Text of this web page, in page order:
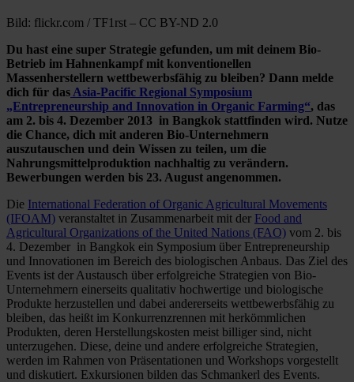
Bild: flickr.com / TF1rst – CC BY-ND 2.0
Du hast eine super Strategie gefunden, um mit deinem Bio-
Betrieb im Hahnenkampf mit konventionellen
Massenherstellern wettbewerbsfähig zu bleiben? Dann melde
dich für das Asia-Pacific Regional Symposium
„Entrepreneurship and Innovation in Organic Farming“, das
am 2. bis 4. Dezember 2013 in Bangkok stattfinden wird. Nutze
die Chance, dich mit anderen Bio-Unternehmern
auszutauschen und dein Wissen zu teilen, um die
Nahrungsmittelproduktion nachhaltig zu verändern.
Bewerbungen werden bis 23. August angenommen.
Die International Federation of Organic Agricultural Movements
(IFOAM) veranstaltet in Zusammenarbeit mit der Food and
Agricultural Organizations of the United Nations (FAO) vom 2. bis
4. Dezember in Bangkok ein Symposium über Entrepreneurship
und Innovationen im Bereich des biologischen Anbaus. Das Ziel des
Events ist der Austausch über erfolgreiche Strategien von Bio-
Unternehmern einerseits qualitativ hochwertige und biologische
Produkte herzustellen und dabei andererseits wettbewerbsfähig zu
bleiben, das heißt im Konkurrenzrennen mit herkömmlichen
Produkten, deren Herstellungskosten meist billiger sind, nicht
unterzugehen. Diese, deine und andere erfolgreiche Strategien,
werden im Rahmen von Präsentationen und Workshops vorgestellt
und diskutiert. Exkursionen bilden das Schmankerl des Events.